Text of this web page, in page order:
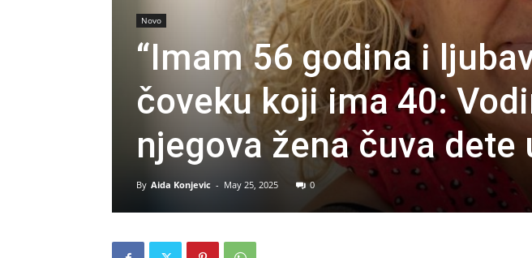
Novo
“Imam 56 godina i
čoveku koji ima 40:
njegova žena čuva dete
By Aida Konjevic - May 25, 2025 0